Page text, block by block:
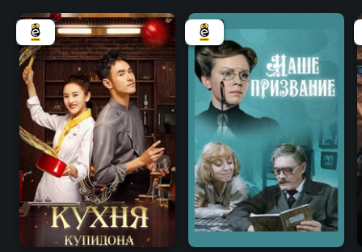
8.2 7.5 7.1